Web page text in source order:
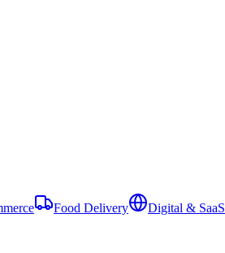
Food Delivery Digital & SaaS